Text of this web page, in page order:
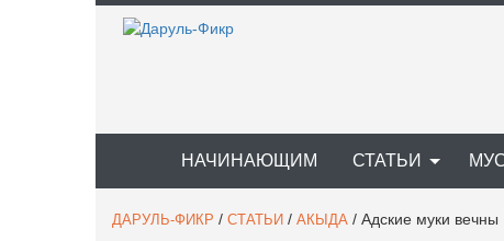
НАЧИНАЮЩИМ СТАТЬИ
ДАРУЛЬ-ФИКР / СТАТЬИ / АКЫДА / Адские муки вечны